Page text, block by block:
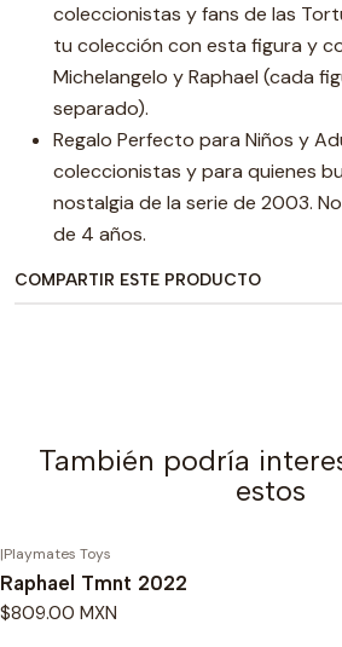
coleccionistas y fans de las
tu colección con esta figura y
Michelangelo y Raphael (cada
separado).
Regalo Perfecto para Niños y
coleccionistas y para quienes
nostalgia de la serie de 2003.
de 4 años.
COMPARTIR ESTE PRODUCTO
También podría
estos
|Playmates Toys
Raphael Tmnt 2022
$809.00 MXN